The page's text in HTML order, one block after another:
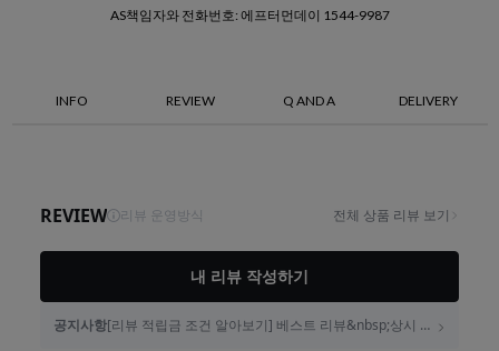
AS책임자와 전화번호: 에프터먼데이 1544-9987
INFO REVIEW Q AND A DELIVERY